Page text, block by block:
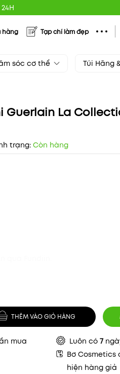
hàng Tạp chí làm đẹp
sóc cơ thể Túi Hãng
Guerlain La
trạng:Còn hàng
THÊM VÀO GIỎ HÀNG
mua Luôn có 7
Bơ
hiện hàng giả